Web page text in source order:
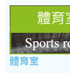
體育室